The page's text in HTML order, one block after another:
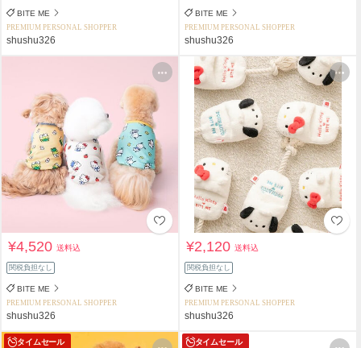
BITE ME
PREMIUM PERSONAL SHOPPER
shushu326
BITE ME
PREMIUM PERSONAL SHOPPER
shushu326
¥4,520送料込
関税負担なし
BITE ME
PREMIUM PERSONAL SHOPPER
shushu326
¥2,120送料込
関税負担なし
BITE ME
PREMIUM PERSONAL SHOPPER
shushu326
タイムセール タイムセール